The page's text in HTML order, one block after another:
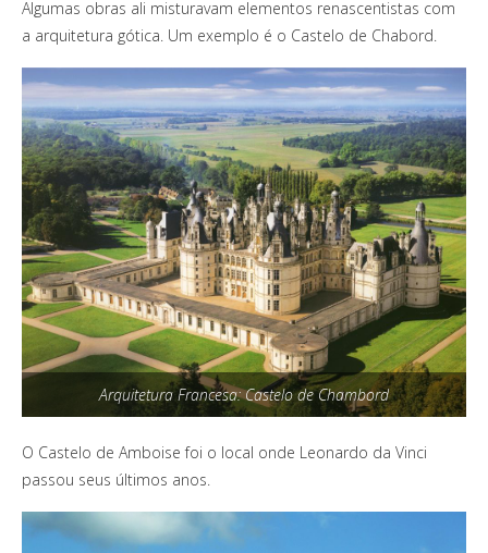
Algumas obras ali misturavam elementos renascentistas com
a arquitetura gótica. Um exemplo é o Castelo de Chabord.
Arquitetura Francesa: Castelo de Chambord
O Castelo de Amboise foi o local onde Leonardo da Vinci
passou seus últimos anos.